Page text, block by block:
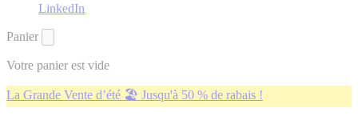
LinkedIn
Panier
Votre panier est vide
La Grande Vente d’été 🏖️ Jusqu'à 50 % de rabais !